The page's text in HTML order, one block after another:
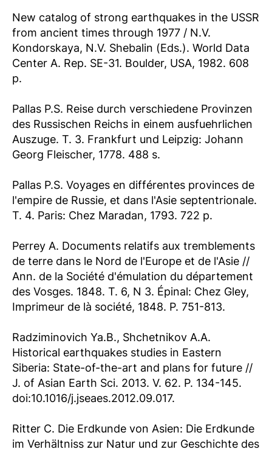
New catalog of strong earthquakes in the USSR
from ancient times through 1977 / N.V.
Kondorskaya, N.V. Shebalin (Eds.). World Data
Center A. Rep. SE-31. Boulder, USA, 1982. 608
p.
Pallas P.S. Reise durch verschiedene Provinzen
des Russischen Reichs in einem ausfuehrlichen
Auszuge. T. 3. Frankfurt und Leipzig: Johann
Georg Fleischer, 1778. 488 s.
Pallas P.S. Voyages en différentes provinces de
l'empire de Russie, et dans l'Asie septentrionale.
T. 4. Paris: Chez Maradan, 1793. 722 p.
Perrey A. Documents relatifs aux tremblements
de terre dans le Nord de l'Europe et de l'Asie //
Ann. de la Société d'émulation du département
des Vosges. 1848. T. 6, N 3. Épinal: Chez Gley,
Imprimeur de là société, 1848. P. 751-813.
Radziminovich Ya.B., Shchetnikov A.A.
Historical earthquakes studies in Eastern
Siberia: State-of-the-art and plans for future //
J. of Asian Earth Sci. 2013. V. 62. P. 134-145.
doi:10.1016/j.jseaes.2012.09.017.
Ritter C. Die Erdkunde von Asien: Die Erdkunde
im Verhältniss zur Natur und zur Geschichte des